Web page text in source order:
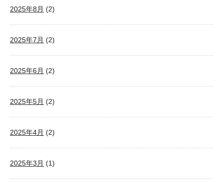
2025年8月 (2)
2025年7月 (2)
2025年6月 (2)
2025年5月 (2)
2025年4月 (2)
2025年3月 (1)